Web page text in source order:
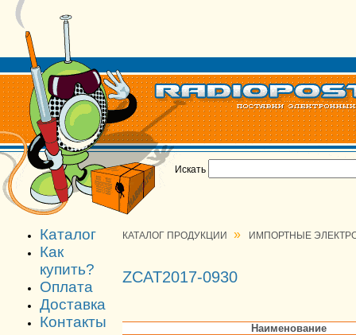
Искать
Каталог
Как
купить?
Оплата
Доставка
Контакты
КАТАЛОГ ПРОДУКЦИИ » ИМПОРТНЫЕ
ZCAT2017-0930
Наименование